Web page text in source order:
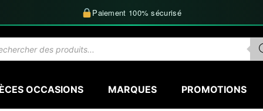
Paiement 100% sécurisé
OCCASIONS MARQUES PROMOTIONS